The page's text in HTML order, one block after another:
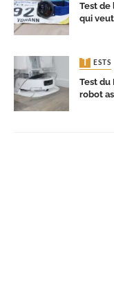
Test de
qui
TESTS
Test du
robot